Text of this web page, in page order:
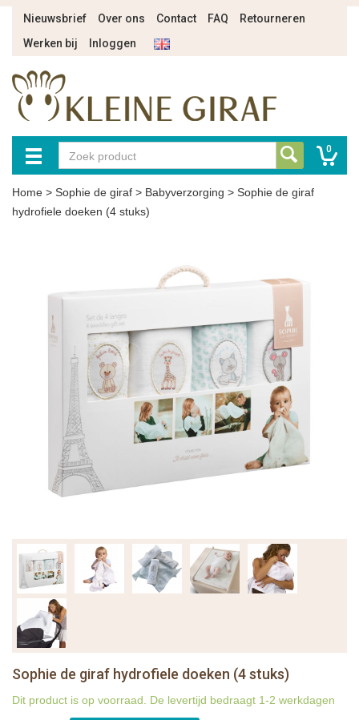
Nieuwsbrief Over ons Contact FAQ
Retourneren
Werken bij
Inloggen
0
Home > Sophie de giraf > Babyverzorging > Sophie de giraf
hydrofiele doeken (4 stuks)
Sophie de giraf hydrofiele doeken (4 stuks)
Dit product is op voorraad. De levertijd bedraagt 1-2 werkdagen